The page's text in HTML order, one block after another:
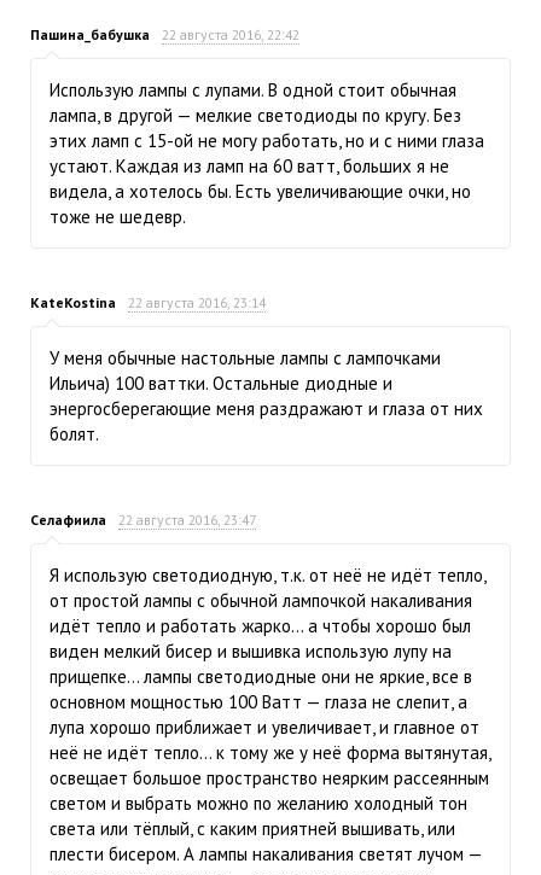
Пашина_бабушка 22 августа 2016, 22:42
Использую лампы с лупами. В одной стоит обычная
лампа, в другой — мелкие светодиоды по кругу. Без
этих ламп с 15-ой не могу работать, но и с ними глаза
устают. Каждая из ламп на 60 ватт, больших я не
видела, а хотелось бы. Есть увеличивающие очки, но
тоже не шедевр.
KateKostina 22 августа 2016, 23:14
У меня обычные настольные лампы с лампочками
Ильича) 100 ваттки. Остальные диодные и
энергосберегающие меня раздражают и глаза от них
болят.
Селафиила 22 августа 2016, 23:47
Я использую светодиодную, т.к. от неё не идёт тепло,
от простой лампы с обычной лампочкой накаливания
идёт тепло и работать жарко… а чтобы хорошо был
виден мелкий бисер и вышивка использую лупу на
прищепке… лампы светодиодные они не яркие, все в
основном мощностью 100 Ватт — глаза не слепит, а
лупа хорошо приближает и увеличивает, и главное от
неё не идёт тепло… к тому же у неё форма вытянутая,
освещает большое пространство неярким рассеянным
светом и выбрать можно по желанию холодный тон
света или тёплый, с каким приятней вышивать, или
плести бисером. А лампы накаливания светят лучом —